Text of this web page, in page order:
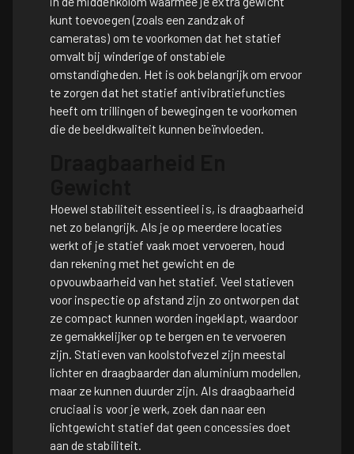
kunt toevoegen (zoals een zandzak of
cameratas) om te voorkomen dat het statief
omvalt bij winderige of onstabiele
omstandigheden. Het is ook belangrijk om ervoor
te zorgen dat het statief antivibratiefuncties
heeft om trillingen of bewegingen te voorkomen
die de beeldkwaliteit kunnen beïnvloeden.
Hoewel stabiliteit essentieel is, is draagbaarheid
net zo belangrijk. Als je op meerdere locaties
werkt of je statief vaak moet vervoeren, houd
dan rekening met het gewicht en de
opvouwbaarheid van het statief. Veel statieven
voor inspectie op afstand zijn zo ontworpen dat
ze compact kunnen worden ingeklapt, waardoor
ze gemakkelijker op te bergen en te vervoeren
zijn. Statieven van koolstofvezel zijn meestal
lichter en draagbaarder dan aluminium modellen,
maar ze kunnen duurder zijn. Als draagbaarheid
cruciaal is voor je werk, zoek dan naar een
lichtgewicht statief dat geen concessies doet
aan de stabiliteit.